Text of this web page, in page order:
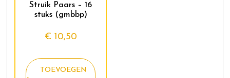
Struik Paars – 16
stuks (gmbbp)
€ 10,50
TOEVOEGEN